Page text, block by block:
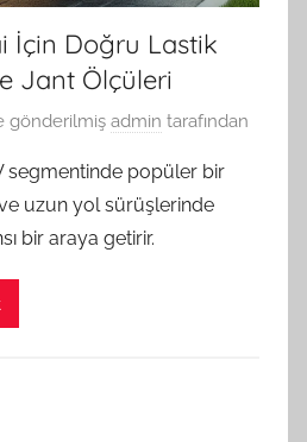
İçin Doğru Lastik
Jant Ölçüleri
gönderilmiş admin tarafından
segmentinde popüler bir
uzun yol sürüşlerinde
bir araya getirir.